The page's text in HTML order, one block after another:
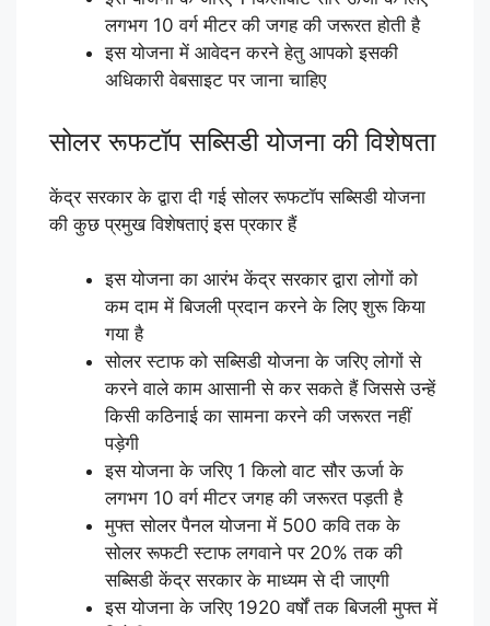
लगभग 10 वर्ग मीटर की जगह की जरूरत होती है
इस योजना में आवेदन करने हेतु आपको इसकी
अधिकारी वेबसाइट पर जाना चाहिए
सोलर रूफटॉप सब्सिडी योजना की विशेषता
केंद्र सरकार के द्वारा दी गई सोलर रूफटॉप सब्सिडी योजना
की कुछ प्रमुख विशेषताएं इस प्रकार हैं
इस योजना का आरंभ केंद्र सरकार द्वारा लोगों को
कम दाम में बिजली प्रदान करने के लिए शुरू किया
गया है
सोलर स्टाफ को सब्सिडी योजना के जरिए लोगों से
करने वाले काम आसानी से कर सकते हैं जिससे उन्हें
किसी कठिनाई का सामना करने की जरूरत नहीं
पड़ेगी
इस योजना के जरिए 1 किलो वाट सौर ऊर्जा के
लगभग 10 वर्ग मीटर जगह की जरूरत पड़ती है
मुफ्त सोलर पैनल योजना में 500 कवि तक के
सोलर रूफटी स्टाफ लगवाने पर 20% तक की
सब्सिडी केंद्र सरकार के माध्यम से दी जाएगी
इस योजना के जरिए 1920 वर्षों तक बिजली मुफ्त में